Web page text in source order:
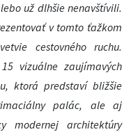
už dlhšie nenavštívili.
v tomto ťažkom
cestovného ruchu.
vizuálne zaujímavých
ktorá predstaví bližšie
palác, ale aj
modernej architektúry